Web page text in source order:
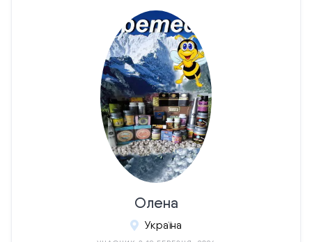
Олена
Україна